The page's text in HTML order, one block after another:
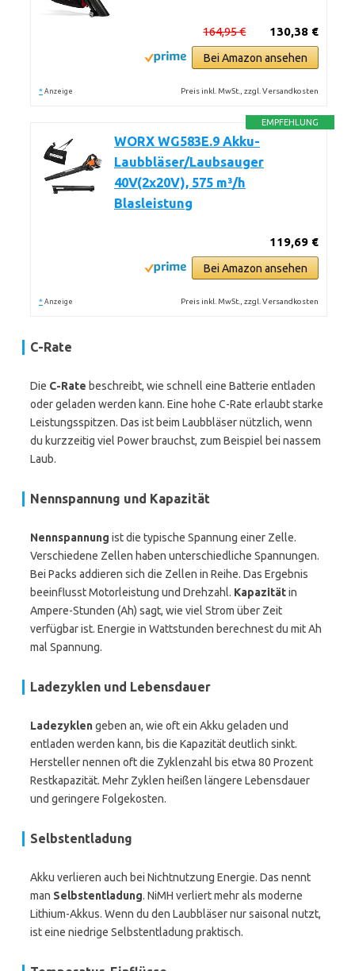
130,38 €
164,95 €
Bei Amazon ansehen
* Anzeige Preis inkl. MwSt., zzgl. Versandkosten
EMPFEHLUNG
WORX WG583E.9 Akku-
Laubbläser/Laubsauger
40V(2x20V), 575 m³/h
Blasleistung
119,69 €
Bei Amazon ansehen
* Anzeige Preis inkl. MwSt., zzgl. Versandkosten
C-Rate
Die C-Rate beschreibt, wie schnell eine Batterie entladen
oder geladen werden kann. Eine hohe C-Rate erlaubt starke
Leistungsspitzen. Das ist beim Laubbläser nützlich, wenn
du kurzzeitig viel Power brauchst, zum Beispiel bei nassem
Laub.
Nennspannung und Kapazität
Nennspannung ist die typische Spannung einer Zelle.
Verschiedene Zellen haben unterschiedliche Spannungen.
Bei Packs addieren sich die Zellen in Reihe. Das Ergebnis
beeinflusst Motorleistung und Drehzahl. Kapazitätin
Ampere-Stunden (Ah) sagt, wie viel Strom über Zeit
verfügbar ist. Energie in Wattstunden berechnest du mit Ah
mal Spannung.
Ladezyklen und Lebensdauer
Ladezyklengeben an, wie oft ein Akku geladen und
entladen werden kann, bis die Kapazität deutlich sinkt.
Hersteller nennen oft die Zyklenzahl bis etwa 80 Prozent
Restkapazität. Mehr Zyklen heißen längere Lebensdauer
und geringere Folgekosten.
Selbstentladung
Akku verlieren auch bei Nichtnutzung Energie. Das nennt
man Selbstentladung. NiMH verliert mehr als moderne
Lithium-Akkus. Wenn du den Laubbläser nur saisonal nutzt,
ist eine niedrige Selbstentladung praktisch.